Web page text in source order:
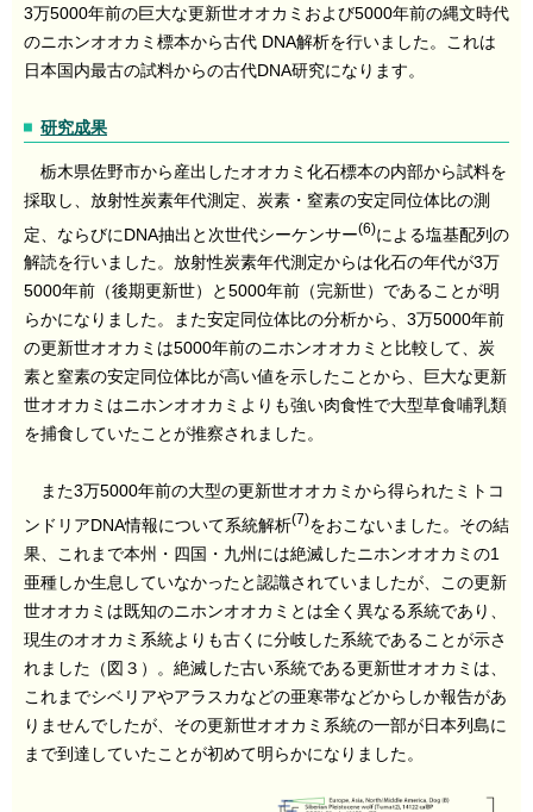
3万5000年前の巨大な更新世オオカミおよび5000年前の縄文時代
のニホンオオカミ標本から古代 DNA解析を行いました。これは
日本国内最古の試料からの古代DNA研究になります。
研究成果
栃木県佐野市から産出したオオカミ化石標本の内部から試料を
採取し、放射性炭素年代測定、炭素・窒素の安定同位体比の測
定、ならびにDNA抽出と次世代シーケンサー(6)による塩基配列の
解読を行いました。放射性炭素年代測定からは化石の年代が3万
5000年前（後期更新世）と5000年前（完新世）であることが明
らかになりました。また安定同位体比の分析から、3万5000年前
の更新世オオカミは5000年前のニホンオオカミと比較して、炭
素と窒素の安定同位体比が高い値を示したことから、巨大な更新
世オオカミはニホンオオカミよりも強い肉食性で大型草食哺乳類
を捕食していたことが推察されました。
また3万5000年前の大型の更新世オオカミから得られたミトコ
ンドリアDNA情報について系統解析(7)をおこないました。その結
果、これまで本州・四国・九州には絶滅したニホンオオカミの1
亜種しか生息していなかったと認識されていましたが、この更新
世オオカミは既知のニホンオオカミとは全く異なる系統であり、
現生のオオカミ系統よりも古くに分岐した系統であることが示さ
れました（図３）。絶滅した古い系統である更新世オオカミは、
これまでシベリアやアラスカなどの亜寒帯などからしか報告があ
りませんでしたが、その更新世オオカミ系統の一部が日本列島に
まで到達していたことが初めて明らかになりました。